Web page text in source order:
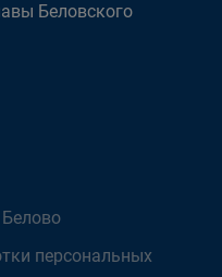
Беловского
персональных